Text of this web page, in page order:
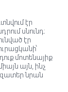
էր
սնունդ։
էր
մոտենայիք
այն, ինչ
նրան